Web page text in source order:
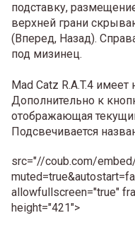
подставку,
верхней грани
(Вперед, Назад).
под мизинец.
Mad Catz R.A.T.4
Дополнительно к
отображающая
Подсвечивается
src="//coub.com/
allowfullscreen="true"
height="421">